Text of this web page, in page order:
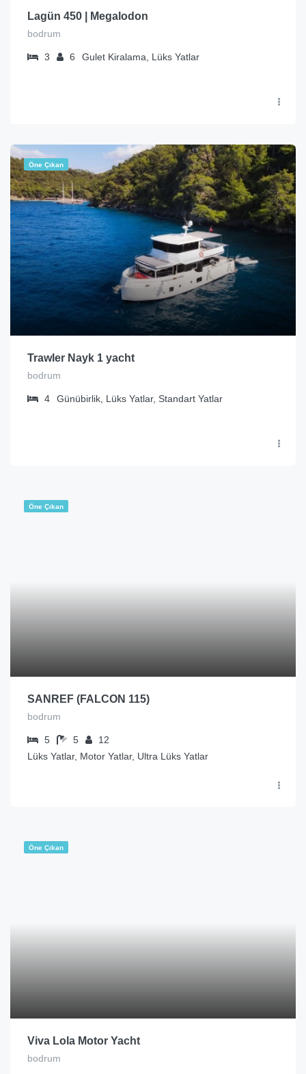
Lagün 450 | Megalodon
bodrum
3 6 Gulet Kiralama, Lüks Yatlar
Öne Çıkan
Trawler Nayk 1 yacht
bodrum
4 Günübirlik, Lüks Yatlar, Standart Yatlar
Öne Çıkan
SANREF (FALCON 115)
bodrum
5 5
12
Lüks Yatlar, Motor Yatlar, Ultra Lüks Yatlar
Öne Çıkan
Viva Lola Motor Yacht
bodrum